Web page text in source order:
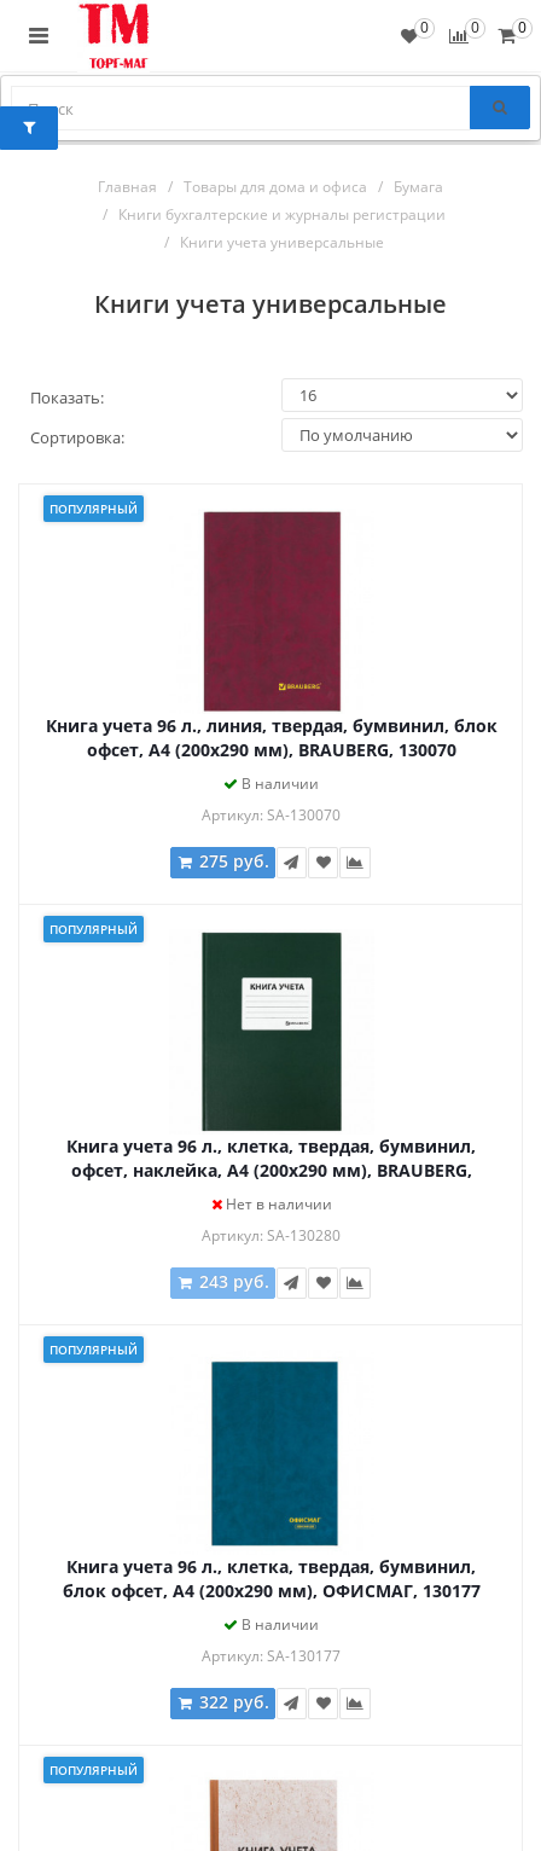
0
0
0
Главная Товары для дома и офиса
Бумага
Книги бухгалтерские и журналы регистрации
Книги учета универсальные
Книги учета универсальные
Показать:
Сортировка:
ПОПУЛЯРНЫЙ
Книга учета 96 л., линия, твердая, бумвинил, блок
офсет, А4 (200х290 мм), BRAUBERG, 130070
В наличии
Артикул: SA-130070
275 руб.
ПОПУЛЯРНЫЙ
Книга учета 96 л., клетка, твердая, бумвинил,
офсет, наклейка, А4 (200х290 мм), BRAUBERG,
зеленая, 130280
Нет в наличии
Артикул: SA-130280
243 руб.
ПОПУЛЯРНЫЙ
Книга учета 96 л., клетка, твердая, бумвинил,
блок офсет, А4 (200х290 мм), ОФИСМАГ, 130177
В наличии
Артикул: SA-130177
322 руб.
ПОПУЛЯРНЫЙ